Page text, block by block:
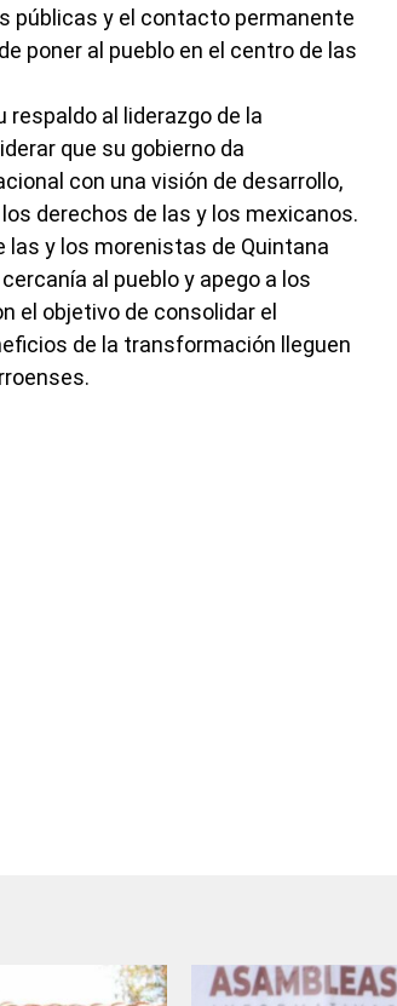
públicas y el contacto permanente
poner al pueblo en el centro de las
respaldo al liderazgo de la
que su gobierno da
con una visión de desarrollo,
derechos de las y los mexicanos.
las y los morenistas de Quintana
al pueblo y apego a los
el objetivo de consolidar el
de la transformación lleguen